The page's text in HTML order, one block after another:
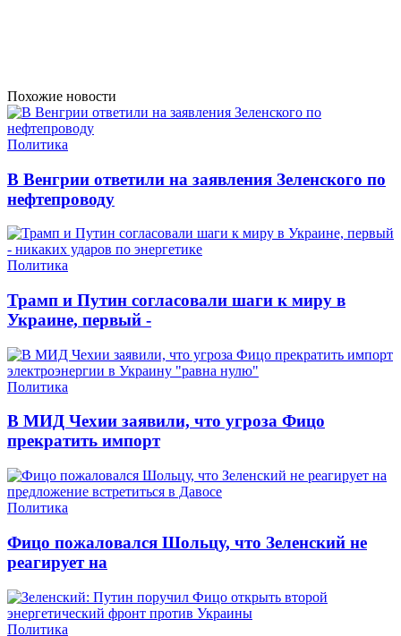
Похожие новости
Политика
В Венгрии ответили на заявления Зеленского по
нефтепроводу
Политика
Трамп и Путин согласовали шаги к миру в
Украине, первый -
Политика
В МИД Чехии заявили, что угроза Фицо
прекратить импорт
Политика
Фицо пожаловался Шольцу, что Зеленский не
реагирует на
Политика